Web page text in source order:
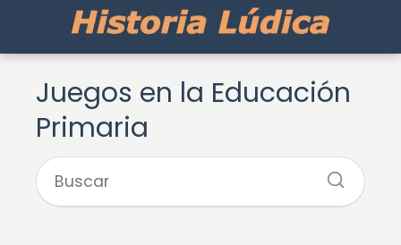
Juegos en la Educación
Primaria